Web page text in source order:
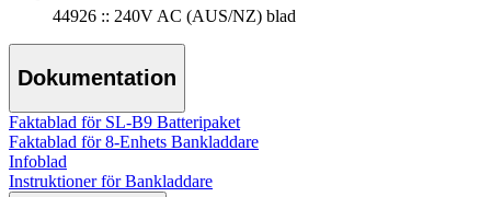
44926 :: 240V AC (AUS/NZ) blad
Dokumentation
Faktablad för SL-B9 Batteripaket
Faktablad för 8-Enhets Bankladdare
Infoblad
Instruktioner för Bankladdare